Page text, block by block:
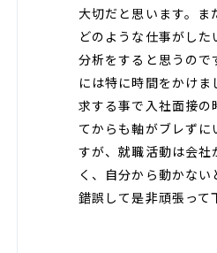
大切だと思います。ま
どのような仕事がし
分析をすると思うの
には特に時間をかけ
求する事で入社面接の
てからも軸がブレずに
すが、就職活動は会社
く、自分から動かな
錯誤して是非頑張って